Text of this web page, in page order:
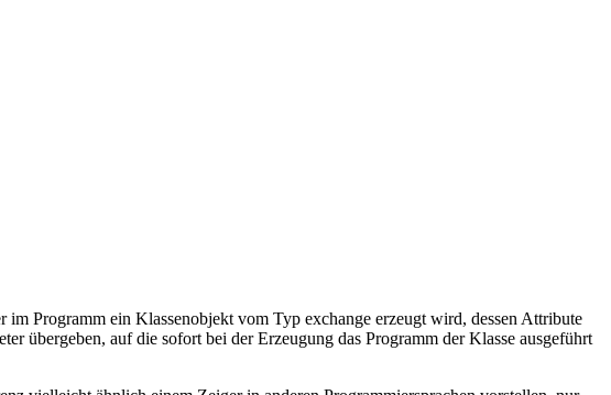
Programm ein Klassenobjekt vom Typ exchange erzeugt wird, dessen Attribute
übergeben, auf die sofort bei der Erzeugung das Programm der Klasse ausgeführt